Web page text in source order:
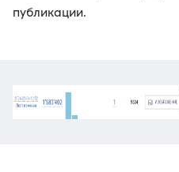
публикации.